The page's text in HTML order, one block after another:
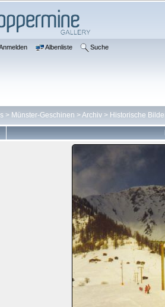
Albenliste Suche
> Münster-Geschinen >Archiv > Historische